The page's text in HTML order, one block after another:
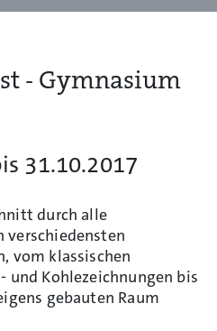
- Gymnasium
31.10.2017
durch alle
verschiedensten
vom klassischen
und Kohlezeichnungen bis
gebauten Raum